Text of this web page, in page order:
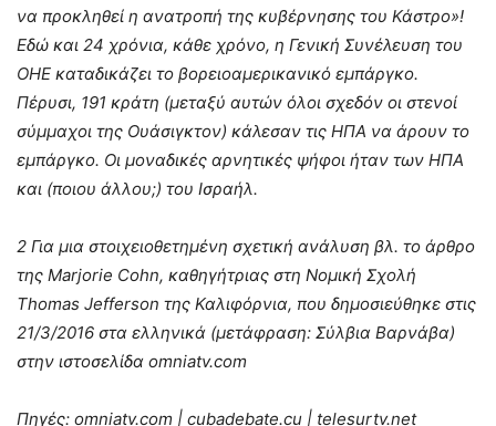
να προκληθεί η ανατροπή της κυβέρνησης του Κάστρο»!
Εδώ και 24 χρόνια, κάθε χρόνο, η Γενική Συνέλευση του
ΟΗΕ καταδικάζει το βορειοαμερικανικό εμπάργκο.
Πέρυσι, 191 κράτη (μεταξύ αυτών όλοι σχεδόν οι στενοί
σύμμαχοι της Ουάσιγκτον) κάλεσαν τις ΗΠΑ να άρουν το
εμπάργκο. Οι μοναδικές αρνητικές ψήφοι ήταν των ΗΠΑ
και (ποιου άλλου;) του Ισραήλ.
2 Για μια στοιχειοθετημένη σχετική ανάλυση βλ. το άρθρο
της Marjorie Cohn, καθηγήτριας στη Νομική Σχολή
Thomas Jefferson της Καλιφόρνια, που δημοσιεύθηκε στις
21/3/2016 στα ελληνικά (μετάφραση: Σύλβια Βαρνάβα)
στην ιστοσελίδα omniatv.com
Πηγές: omniatv.com | cubadebate.cu | telesurtv.net